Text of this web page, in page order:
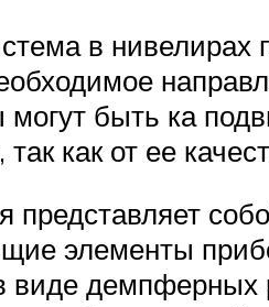
в нивелирах
могут быть ка
как от ее
представляет
элементы
виде демпферных